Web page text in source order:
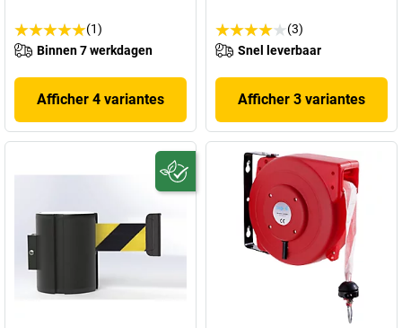
(1)
Binnen 7 werkdagen
Afficher 4 variantes
(3)
Snel leverbaar
Afficher 3 variantes